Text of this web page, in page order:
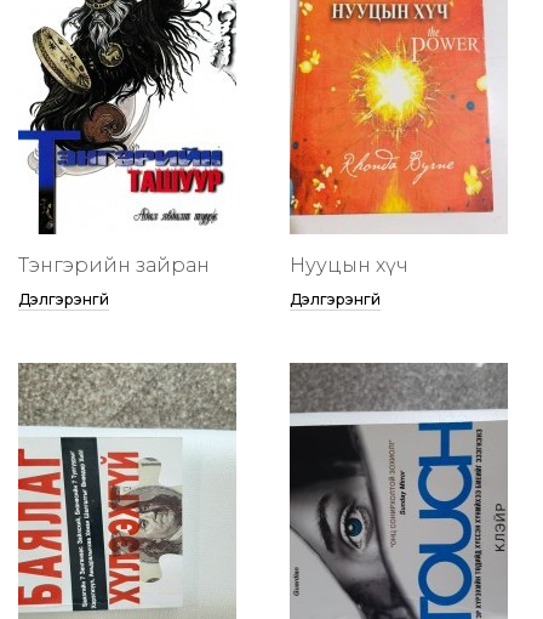
Тэнгэрийн зайран
Дэлгэрэнгүй
Нууцын хүч
Дэлгэрэнгүй